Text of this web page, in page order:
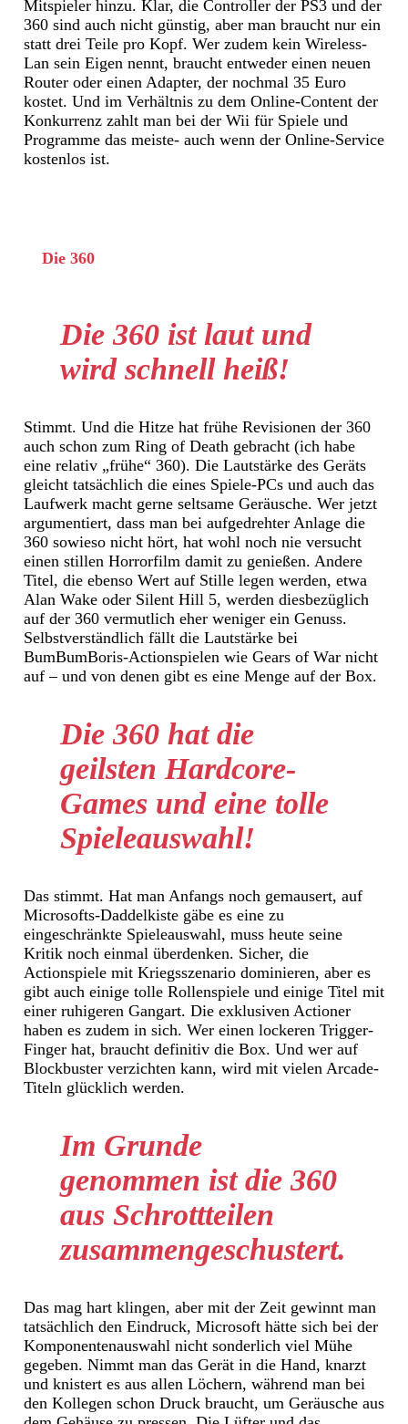
Mitspieler hinzu. Klar, die Controller der PS3 und der
360 sind auch nicht günstig, aber man braucht nur ein
statt drei Teile pro Kopf. Wer zudem kein Wireless-
Lan sein Eigen nennt, braucht entweder einen neuen
Router oder einen Adapter, der nochmal 35 Euro
kostet. Und im Verhältnis zu dem Online-Content der
Konkurrenz zahlt man bei der Wii für Spiele und
Programme das meiste- auch wenn der Online-Service
kostenlos ist.
Die 360
Die 360 ist laut und
wird schnell heiß!
Stimmt. Und die Hitze hat frühe Revisionen der 360
auch schon zum Ring of Death gebracht (ich habe
eine relativ „frühe“ 360). Die Lautstärke des Geräts
gleicht tatsächlich die eines Spiele-PCs und auch das
Laufwerk macht gerne seltsame Geräusche. Wer jetzt
argumentiert, dass man bei aufgedrehter Anlage die
360 sowieso nicht hört, hat wohl noch nie versucht
einen stillen Horrorfilm damit zu genießen. Andere
Titel, die ebenso Wert auf Stille legen werden, etwa
Alan Wake oder Silent Hill 5, werden diesbezüglich
auf der 360 vermutlich eher weniger ein Genuss.
Selbstverständlich fällt die Lautstärke bei
BumBumBoris-Actionspielen wie Gears of War nicht
auf – und von denen gibt es eine Menge auf der Box.
Die 360 hat die
geilsten Hardcore-
Games und eine tolle
Spieleauswahl!
Das stimmt. Hat man Anfangs noch gemausert, auf
Microsofts-Daddelkiste gäbe es eine zu
eingeschränkte Spieleauswahl, muss heute seine
Kritik noch einmal überdenken. Sicher, die
Actionspiele mit Kriegsszenario dominieren, aber es
gibt auch einige tolle Rollenspiele und einige Titel mit
einer ruhigeren Gangart. Die exklusiven Actioner
haben es zudem in sich. Wer einen lockeren Trigger-
Finger hat, braucht definitiv die Box. Und wer auf
Blockbuster verzichten kann, wird mit vielen Arcade-
Titeln glücklich werden.
Im Grunde
genommen ist die 360
aus Schrottteilen
zusammengeschustert.
Das mag hart klingen, aber mit der Zeit gewinnt man
tatsächlich den Eindruck, Microsoft hätte sich bei der
Komponentenauswahl nicht sonderlich viel Mühe
gegeben. Nimmt man das Gerät in die Hand, knarzt
und knistert es aus allen Löchern, während man bei
den Kollegen schon Druck braucht, um Geräusche aus